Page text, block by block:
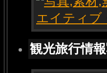
観光旅行情